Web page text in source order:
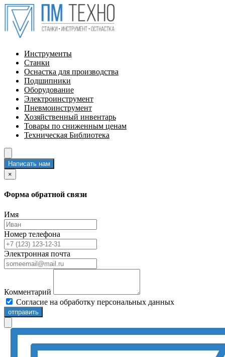
Инструменты
Станки
Оснастка для производства
Подшипники
Оборудование
Электроинструмент
Пневмоинструмент
Хозяйственный инвентарь
Товары по сниженным ценам
Техническая Библиотека
Написать нам
×
Форма обратной связи
Имя
Номер телефона
Электронная почта
Комментарий
Согласие на обработку персональных данных
отправить